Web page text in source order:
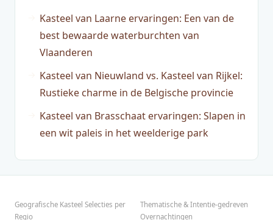
Kasteel van Laarne ervaringen: Een van de
best bewaarde waterburchten van
Vlaanderen
Kasteel van Nieuwland vs. Kasteel van Rijkel:
Rustieke charme in de Belgische provincie
Kasteel van Brasschaat ervaringen: Slapen in
een wit paleis in het weelderige park
Geografische Kasteel Selecties per
Regio
Thematische & Intentie-gedreven
Overnachtingen